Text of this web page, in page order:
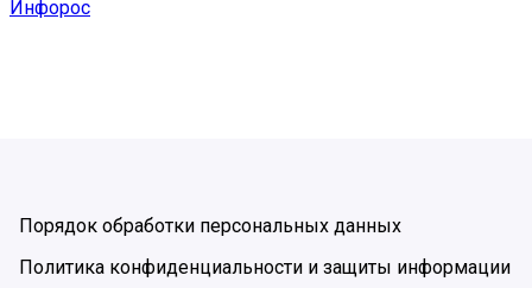
Инфорос
Порядок обработки персональных данных
Политика конфиденциальности и защиты информации